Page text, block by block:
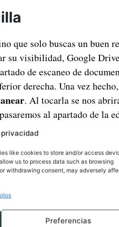
like cookies to store and/or access
us to process data such as browsing
withdrawing consent, may adversely
Preferencias
que solo buscas un buen
su visibilidad, Google
de escaneo de
derecha. Una vez hecho,
. Al tocarla se nos
al apartado de la